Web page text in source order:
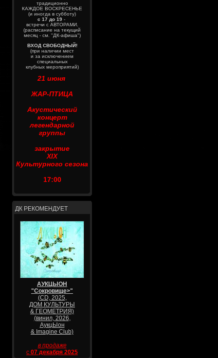
традиционно
КАЖДОЕ ВОСКРЕСЕНЬЕ
(и иногда в субботу)
с 17 до 19 -
встречи с АВТОРАМИ.
(расписание на текущий
месяц - см. "ДК-афиша")
ВХОД СВОБОДНЫЙ!
(при наличии мест
и за исключением
специальных
клубных мероприятий)
21 июня
ЖАР-ПТИЦА
Акустический
концерт
легендарной
группы
закрытие
XIX
Культурного сезона
17:00
ДК РЕКОМЕНДУЕТ
АУКЦЫОН
"Сокровище>"
(CD, 2025,
ДОМ КУЛЬТУРЫ
& ГЕОМЕТРИЯ)
(винил, 2026,
АукцЫон
& Imagine Club)
в продаже
с 07 декабря 2025